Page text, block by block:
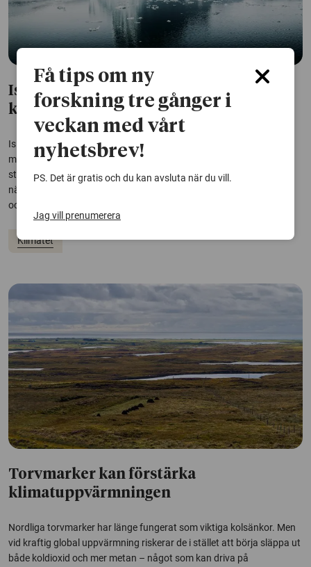
Is kan frigöra mer järn än
klimatmodeller visar
Is påskyndar aktivt nedbrytningen av järnmineral och kan frigöra
mer järn än vad dagens klimatmodeller tar hänsyn till, visar en
studie. Resultaten är viktiga för att kunna förutsäga hur
näringskretslopp, kolinlagring och vattenkvalitet påverkas i polar-
och bergsområden när klimatet...
Klimatet
Torvmarker kan förstärka
klimatuppvärmningen
Nordliga torvmarker har länge fungerat som viktiga kolsänkor. Men
vid kraftig global uppvärmning riskerar de i stället att börja släppa ut
både koldioxid och mer metan – något som kan driva på
Få tips om ny
forskning tre gånger i
veckan med vårt
nyhetsbrev!
PS. Det är gratis och du kan avsluta när du vill.
Jag vill prenumerera